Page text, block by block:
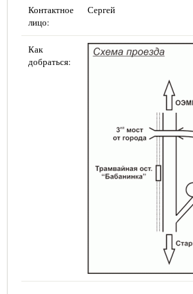
Контактное
лицо:
Сергей
Как
добраться: